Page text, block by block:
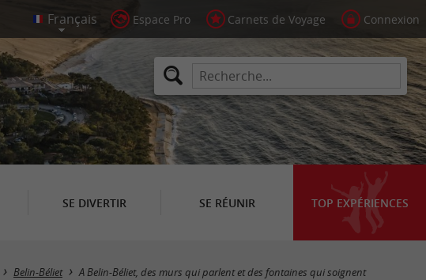
Espace Pro Carnets de Voyage Connexion
SE DIVERTIR SE RÉUNIR TOP EXPÉRIENCES
Belin-Béliet A Belin-Béliet, des murs qui parlent et des fontaines qui soignent